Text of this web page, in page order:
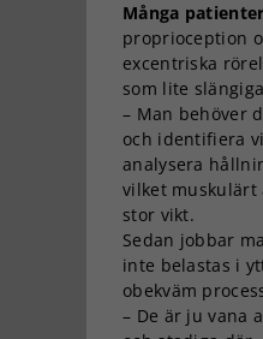
Många
proprioception
excentriska
som lite
– Man behöver
och identifiera
analysera
vilket muskulärt
stor vikt.
Sedan jobbar
inte belastas i
obekväm
– De är ju vana